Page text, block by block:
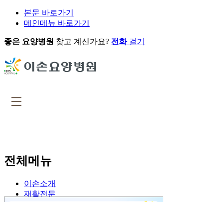
본문 바로가기
메인메뉴 바로가기
좋은 요양병원 찾고 계신가요? 전화걸기
전체메뉴
이손소개
재활전문